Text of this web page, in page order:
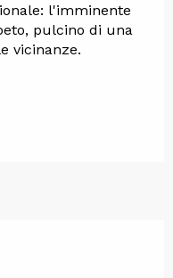
l'imminente
pulcino di una
vicinanze.